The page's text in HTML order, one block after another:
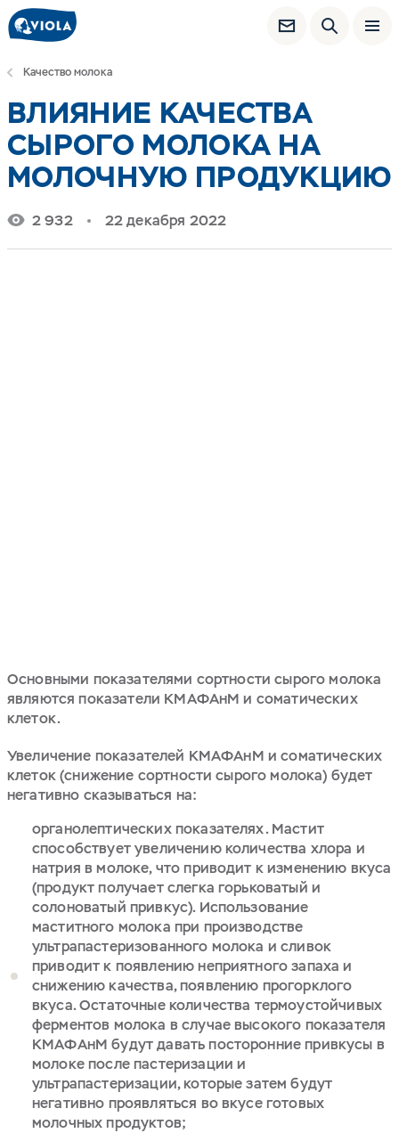
Качество молока
ВЛИЯНИЕ КАЧЕСТВА
СЫРОГО МОЛОКА НА
МОЛОЧНУЮ ПРОДУКЦИЮ
2 932 22 декабря 2022
Основными показателями сортности сырого молока
являются показатели КМАФАнМ и соматических
клеток.
Увеличение показателей КМАФАнМ и соматических
клеток (снижение сортности сырого молока) будет
негативно сказываться на:
органолептических показателях. Мастит
способствует увеличению количества хлора и
натрия в молоке, что приводит к изменению вкуса
(продукт получает слегка горьковатый и
солоноватый привкус). Использование
маститного молока при производстве
ультрапастеризованного молока и сливок
приводит к появлению неприятного запаха и
снижению качества, появлению прогорклого
вкуса. Остаточные количества термоустойчивых
ферментов молока в случае высокого показателя
КМАФАнМ будут давать посторонние привкусы в
молоке после пастеризации и
ультрапастеризации, которые затем будут
негативно проявляться во вкусе готовых
молочных продуктов;